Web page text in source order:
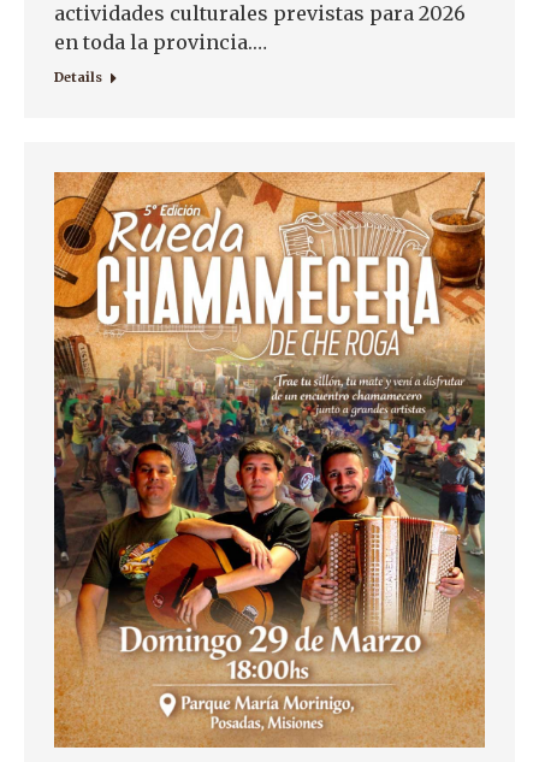
actividades culturales previstas para 2026
en toda la provincia.…
Details